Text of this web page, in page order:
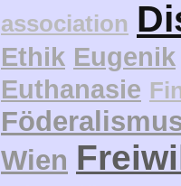
association
Ethik Eugenik
Euthanasie
Wien